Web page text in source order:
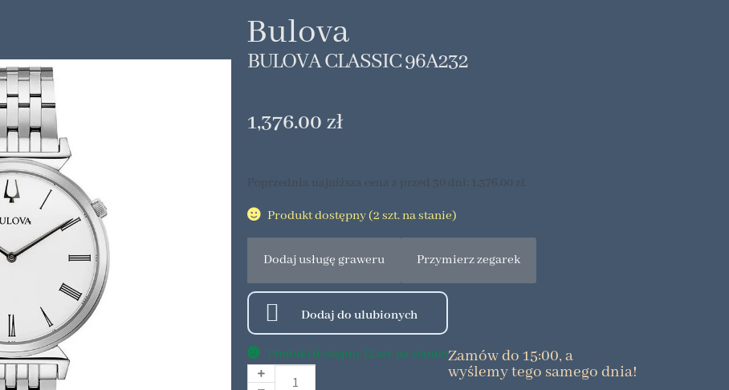
Bulova
BULOVA CLASSIC 96A232
1,376.00 zł
Poprzednia najniższa cena z przed 30 dni: 1,376.00 zł.
Produkt dostępny (2 szt. na stanie)
Dodaj usługę graweru Przymierz zegarek
Produkt dostępny (2 szt. na stanie)Zamów do 15:00, a
wyślemy tego samego dnia!